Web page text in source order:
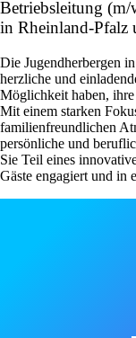
Betriebsleitung (m/
in Rheinland-Pfalz
Die Jugendherbergen
herzliche und
Möglichkeit haben,
Mit einem starken
familienfreundlichen
persönliche und
Sie Teil eines
Gäste engagiert und in